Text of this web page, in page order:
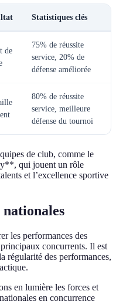
Statistiques clés
de
75% de réussite
service, 20% de
défense améliorée
80% de réussite
service, meilleure
défense du tournoi
de club, comme le
qui jouent un rôle
et l’excellence sportive
les performances des
concurrents. Il est
régularité des performances,
en lumière les forces et
en concurrence